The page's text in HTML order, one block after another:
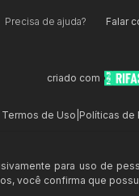
Precisa de ajuda? Falar
criado com
Termos de Uso Políticas de
para uso de
você confirma que